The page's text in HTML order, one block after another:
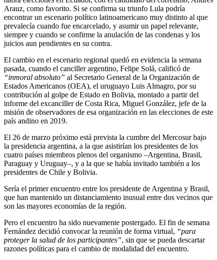
Arauz, como favorito. Si se confirma su triunfo Lula podría
encontrar un escenario político latinoamericano muy distinto al que
prevalecía cuando fue encarcelado, y asumir un papel relevante,
siempre y cuando se confirme la anulación de las condenas y los
juicios aun pendientes en su contra.
El cambio en el escenario regional quedó en evidencia la semana
pasada, cuando el canciller argentino, Felipe Solá, calificó de
“inmoral absoluto” al Secretario General de la Organización de
Estados Americanos (OEA), el uruguayo Luis Almagro, por su
contribución al golpe de Estado en Bolivia, montado a partir del
informe del excanciller de Costa Rica, Miguel González, jefe de la
misión de observadores de esa organización en las elecciones de este
país andino en 2019.
El 26 de marzo próximo está prevista la cumbre del Mercosur bajo
la presidencia argentina, a la que asistirían los presidentes de los
cuatro países miembros plenos del organismo –Argentina, Brasil,
Paraguay y Uruguay–, y a la que se había invitado también a los
presidentes de Chile y Bolivia.
Sería el primer encuentro entre los presidente de Argentina y Brasil,
que han mantenido un distanciamiento inusual entre dos vecinos que
son las mayores economías de la región.
Pero el encuentro ha sido nuevamente postergado. El fin de semana
Fernández decidió convocar la reunión de forma virtual, “para
proteger la salud de los participantes”, sin que se pueda descartar
razones políticas para el cambio de modalidad del encuentro.